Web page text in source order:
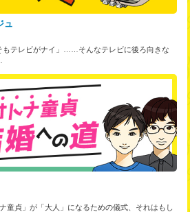
ュ
もテレビがナイ」……そんなテレビに後ろ向きな
童貞」が「大人」になるための儀式、それはもし